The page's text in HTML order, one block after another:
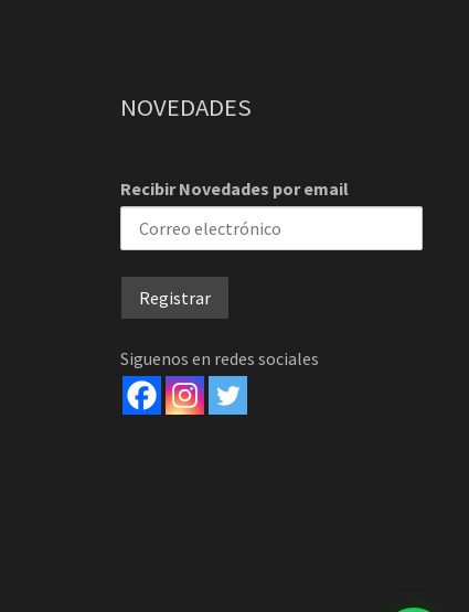
NOVEDADES
Recibir Novedades por email
Siguenos en redes sociales